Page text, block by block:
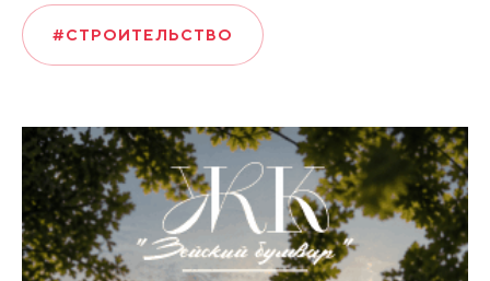
#СТРОИТЕЛЬСТВО